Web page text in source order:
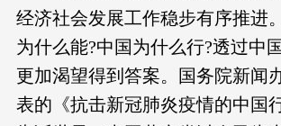
经济社会发展工作稳步有序推进
为什么能?中国为什么行?透过中
更加渴望得到答案。国务院新闻
表的《抗击新冠肺炎疫情的中国